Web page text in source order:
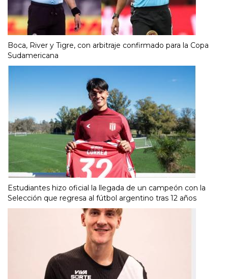
Boca, River y Tigre, con arbitraje confirmado para la Copa
Sudamericana
Estudiantes hizo oficial la llegada de un campeón con la
Selección que regresa al fútbol argentino tras 12 años